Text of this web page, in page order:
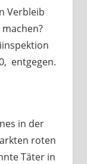
Verbleib
entgegen.
in der
roten
Täter in